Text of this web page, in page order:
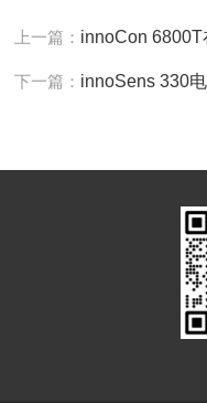
上一篇： innoCon
下一篇： innoSens 330